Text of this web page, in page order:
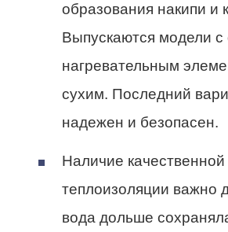
образования накипи и
Выпускаются модели
нагревательным
сухим. Последний
надежен и безопасен.
Наличие качественной
теплоизоляции важно
вода дольше